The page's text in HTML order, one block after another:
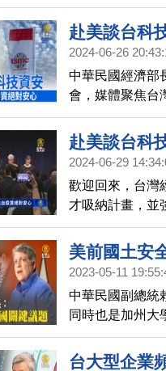
開庭。外界推估
赴美談台科
2024-06-26
中華民國經濟部
會，媒體聚焦台
注，是否已經和
赴美談台科
2024-06-29
歡迎回來，台灣
才吸納計畫，並
美前國土安
2023-05-11
中華民國副總統
同時也是加州大
諾。賴清德除了
信娜波利塔諾
台大型企業